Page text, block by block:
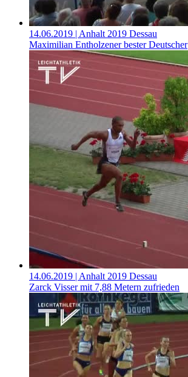
14.06.2019 | Anhalt 2019 Dessau
Maximilian Entholzener bester Deutscher
14.06.2019 | Anhalt 2019 Dessau
Zarck Visser mit 7,88 Metern zufrieden